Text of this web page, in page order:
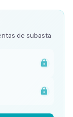
de subasta
lock
lock